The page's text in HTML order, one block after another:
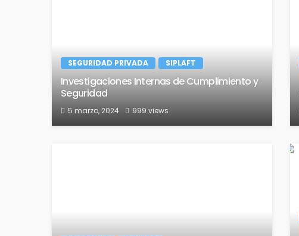
SEGURIDAD PRIVADA SIPLAFT
Investigaciones Internas de Cumplimiento y
Seguridad
5 marzo, 2024 999 views